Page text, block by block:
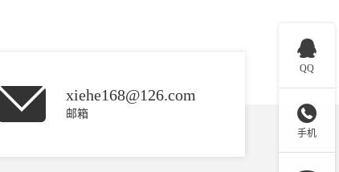
xiehe168@126.com
邮箱

QQ

手机